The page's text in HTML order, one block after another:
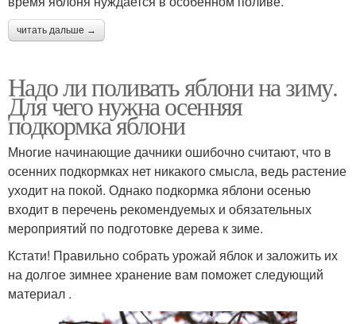
читать дальше →
Надо ли поливать яблони на зиму.
Для чего нужна осенняя
подкормка яблони
Многие начинающие дачники ошибочно считают, что в
осенних подкормках нет никакого смысла, ведь растение
уходит на покой. Однако подкормка яблони осенью
входит в перечень рекомендуемых и обязательных
мероприятий по подготовке дерева к зиме.
Кстати! Правильно собрать урожай яблок и заложить их
на долгое зимнее хранение вам поможет следующий
материал .